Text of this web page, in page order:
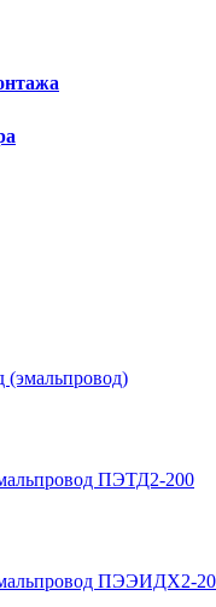
ПЭТД2-200
ПЭЭИДХ2-